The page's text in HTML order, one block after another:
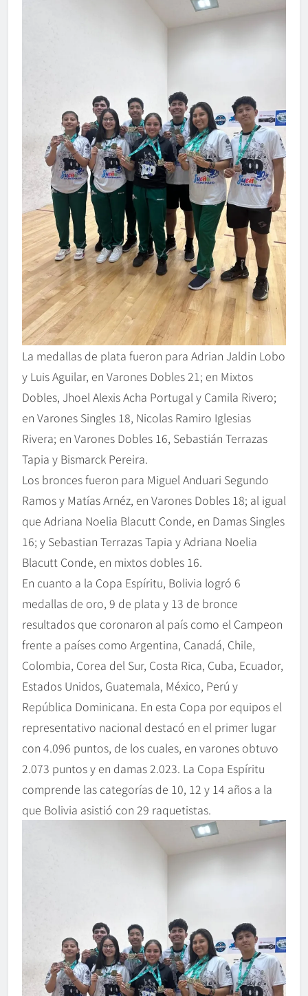
La medallas de plata fueron para Adrian Jaldin Lobo
y Luis Aguilar, en Varones Dobles 21; en Mixtos
Dobles, Jhoel Alexis Acha Portugal y Camila Rivero;
en Varones Singles 18, Nicolas Ramiro Iglesias
Rivera; en Varones Dobles 16, Sebastián Terrazas
Tapia y Bismarck Pereira.
Los bronces fueron para Miguel Anduari Segundo
Ramos y Matías Arnéz, en Varones Dobles 18; al igual
que Adriana Noelia Blacutt Conde, en Damas Singles
16; y Sebastian Terrazas Tapia y Adriana Noelia
Blacutt Conde, en mixtos dobles 16.
En cuanto a la Copa Espíritu, Bolivia logró 6
medallas de oro, 9 de plata y 13 de bronce
resultados que coronaron al país como el Campeon
frente a países como Argentina, Canadá, Chile,
Colombia, Corea del Sur, Costa Rica, Cuba, Ecuador,
Estados Unidos, Guatemala, México, Perú y
República Dominicana. En esta Copa por equipos el
representativo nacional destacó en el primer lugar
con 4.096 puntos, de los cuales, en varones obtuvo
2.073 puntos y en damas 2.023. La Copa Espíritu
comprende las categorías de 10, 12 y 14 años a la
que Bolivia asistió con 29 raquetistas.